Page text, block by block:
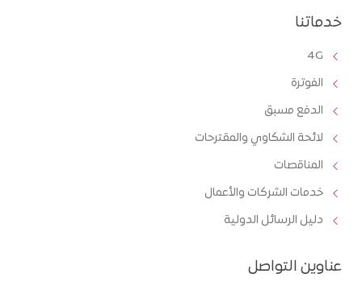
خدماتنا
4G
الفوترة
الدفع مسبق
لائحة الشكاوي والمقترحات
المناقصات
خدمات الشركات والأعمال
دليل الرسائل الدولية
عناوين التواصل